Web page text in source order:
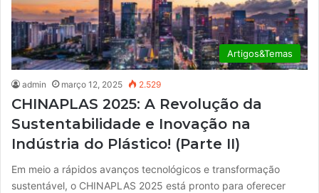
Artigos&Temas
admin março 12, 2025 2.529
CHINAPLAS 2025: A Revolução da
Sustentabilidade e Inovação na
Indústria do Plástico! (Parte II)
Em meio a rápidos avanços tecnológicos e transformação
sustentável, o CHINAPLAS 2025 está pronto para oferecer